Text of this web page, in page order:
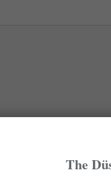
nicht sofort hier
Admin freigegeben
The